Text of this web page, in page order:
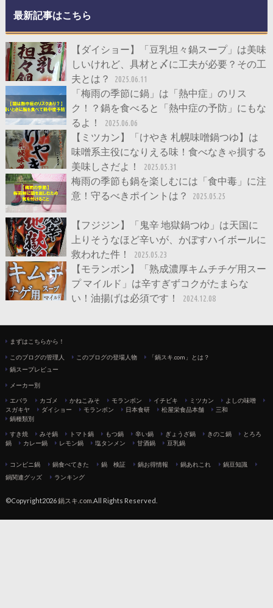
最新記事はこちら
【ダイショー】「豆乳坦々鍋スープ」は美味
しいけれど、具材と〆に工夫が必要？その工
夫とは？
2025.06.11
「梅雨の季節に鍋」は「熱中症」のリス
ク！？鍋を食べると「熱中症の予防」にもな
るよ！
2025.06.06
【ミツカン】「けやき 札幌味噌鍋つゆ】は
味噌系主役になりえる味！食べなきゃ損する
美味しさだよ！
2025.05.31
梅雨の季節も鍋を楽しむには「食中毒」に注
意！守るべきポイントは？
2025.05.25
【フジジン】「鬼辛 地獄鍋つゆ」は天国に
上りそうなほど辛いが、かぼすハイボールに
救われた件！
2025.05.23
【モランボン】「熟成濃厚キムチチゲ用スー
プ マイルド」は辛すぎずコクがたまらな
い！油揚げは必須です！
2024.12.08
まずはこちらから！
このブログの管理人 このブログの登場人物
「鍋スキ.com」とは？
鍋スープレビュー
メーカー別
エバラ カゴメ かねこみそ モランボン イチビキ ミツカン
よしの味噌
スガキヤ
ダイショー モランボン 日本食研 松屋栄食品本舗
三和
鍋種類別
すき焼 みそ鍋 トマト鍋 もつ鍋 辛い鍋 ぎょうざ鍋 きのこ鍋
とろろ
鍋
カレー鍋 レモン鍋 塩タンメン 甘酒鍋 豆乳鍋
コンビニ鍋 鍋食べてきた 鍋 検証 鍋お得情報 鍋あれこれ
鍋豆知識
鍋関連グッズ
ランキング
©Copyright2026鍋スキ.com .All Rights Reserved.